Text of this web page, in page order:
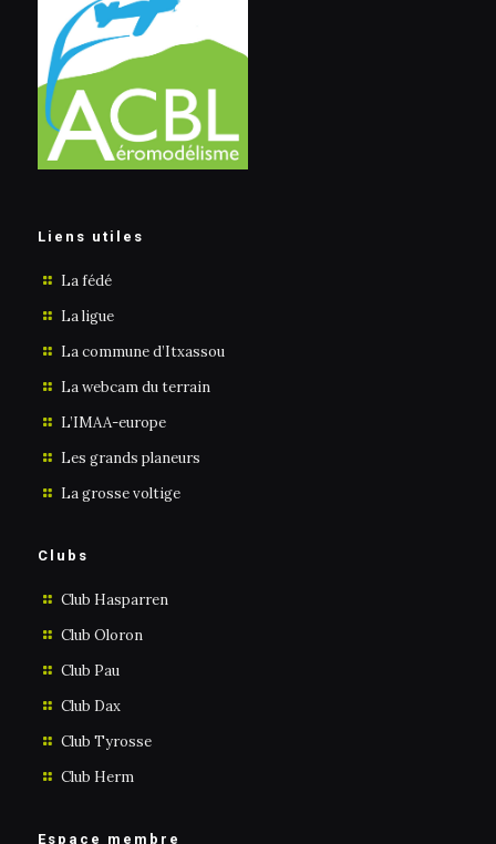
Liens utiles
La fédé
La ligue
La commune d’Itxassou
La webcam du terrain
L’IMAA-europe
Les grands planeurs
La grosse voltige
Clubs
Club Hasparren
Club Oloron
Club Pau
Club Dax
Club Tyrosse
Club Herm
Espace membre